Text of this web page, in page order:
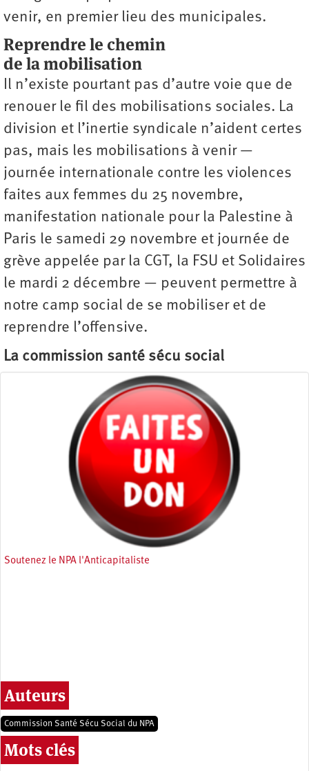
venir, en premier lieu des municipales.
Reprendre le chemin
de la mobilisation
Il n’existe pourtant pas d’autre voie que de
renouer le fil des mobilisations sociales. La
division et l’inertie syndicale n’aident certes
pas, mais les mobilisations à venir —
journée internationale contre les violences
faites aux femmes du 25 novembre,
manifestation nationale pour la Palestine à
Paris le samedi 29 novembre et journée de
grève appelée par la CGT, la FSU et Solidaires
le mardi 2 décembre — peuvent permettre à
notre camp social de se mobiliser et de
reprendre l’offensive.
La commission santé sécu social
Soutenez le NPA l'Anticapitaliste
Auteurs
Commission Santé Sécu Social du NPA
Mots clés